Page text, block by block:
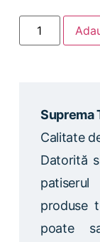
Suprema
Calitate
Datorită
produse
poate